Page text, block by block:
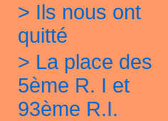
> Ils nous ont
quitté
> La place des
5ème R. I et
93ème R.I.